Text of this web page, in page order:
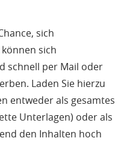
sich
sich
schnell per Mail oder
Laden Sie hierzu
entweder als gesamtes
Unterlagen) oder als
den Inhalten hoch